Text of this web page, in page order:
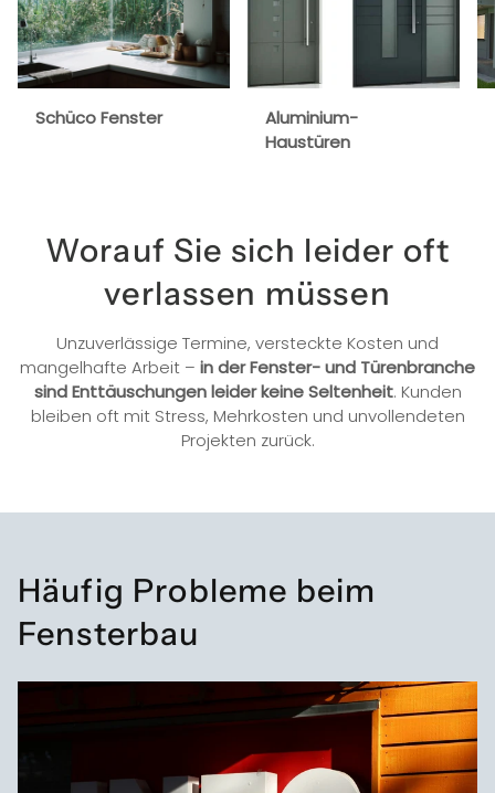
Schüco Fenster
Aluminium-
Haustüren
Worauf Sie sich leider oft
verlassen müssen
Unzuverlässige Termine, versteckte Kosten und
mangelhafte Arbeit – in der Fenster- und Türenbranche
sind Enttäuschungen leider keine Seltenheit. Kunden
bleiben oft mit Stress, Mehrkosten und unvollendeten
Projekten zurück.
Häufig Probleme beim
Fensterbau